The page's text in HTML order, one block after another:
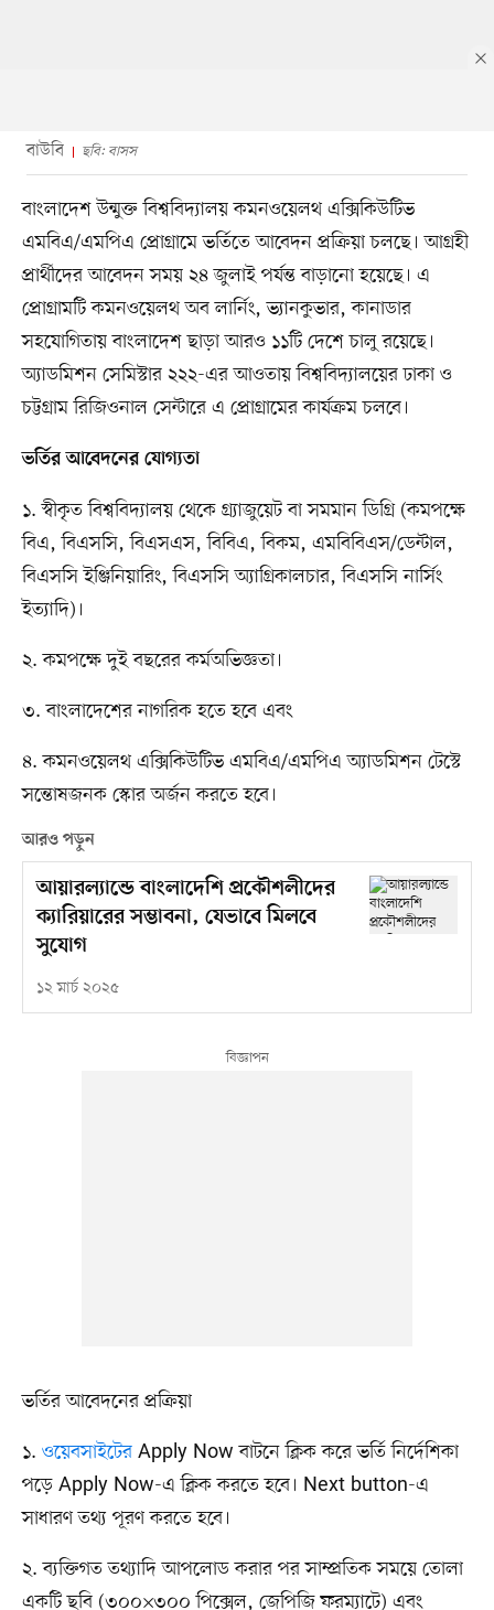
বাউবি ছবি: বাসস
বাংলাদেশ উন্মুক্ত বিশ্ববিদ্যালয় কমনওয়েলথ এক্সিকিউটিভ
এমবিএ/এমপিএ প্রোগ্রামে ভর্তিতে আবেদন প্রক্রিয়া চলছে। আগ্রহী
প্রার্থীদের আবেদন সময় ২৪ জুলাই পর্যন্ত বাড়ানো হয়েছে। এ
প্রোগ্রামটি কমনওয়েলথ অব লার্নিং, ভ্যানকুভার, কানাডার
সহযোগিতায় বাংলাদেশ ছাড়া আরও ১১টি দেশে চালু রয়েছে।
অ্যাডমিশন সেমিস্টার ২২২-এর আওতায় বিশ্ববিদ্যালয়ের ঢাকা ও
চট্টগ্রাম রিজিওনাল সেন্টারে এ প্রোগ্রামের কার্যক্রম চলবে।
ভর্তির আবেদনের যোগ্যতা
১. স্বীকৃত বিশ্ববিদ্যালয় থেকে গ্র্যাজুয়েট বা সমমান ডিগ্রি (কমপক্ষে
বিএ, বিএসসি, বিএসএস, বিবিএ, বিকম, এমবিবিএস/ডেন্টাল,
বিএসসি ইঞ্জিনিয়ারিং, বিএসসি অ্যাগ্রিকালচার, বিএসসি নার্সিং
ইত্যাদি)।
২. কমপক্ষে দুই বছরের কর্মঅভিজ্ঞতা।
৩. বাংলাদেশের নাগরিক হতে হবে এবং
৪. কমনওয়েলথ এক্সিকিউটিভ এমবিএ/এমপিএ অ্যাডমিশন টেস্টে
সন্তোষজনক স্কোর অর্জন করতে হবে।
আরও পড়ুন
আয়ারল্যান্ডে বাংলাদেশি প্রকৌশলীদের
ক্যারিয়ারের সম্ভাবনা, যেভাবে মিলবে
সুযোগ
১২ মার্চ ২০২৫
ভর্তির আবেদনের প্রক্রিয়া
১. ওয়েবসাইটেরApply Now বাটনে ক্লিক করে ভর্তি নির্দেশিকা
পড়ে Apply Now-এ ক্লিক করতে হবে। Next button-এ
সাধারণ তথ্য পূরণ করতে হবে।
২. ব্যক্তিগত তথ্যাদি আপলোড করার পর সাম্প্রতিক সময়ে তোলা
একটি ছবি (৩০০×৩০০ পিক্সেল, জেপিজি ফরম্যাটে) এবং